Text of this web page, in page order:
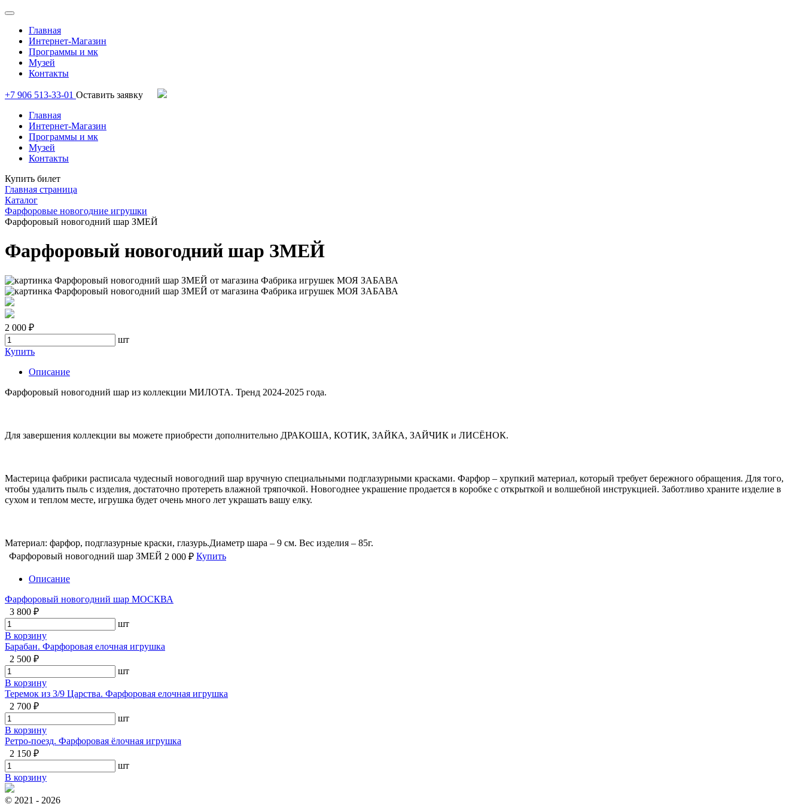
Главная
Интернет-Магазин
Программы и мк
Музей
Контакты
+7 906 513-33-01 Оставить заявку
Главная
Интернет-Магазин
Программы и мк
Музей
Контакты
Купить билет
Главная страница
Каталог
Фарфоровые новогодние игрушки
Фарфоровый новогодний шар ЗМЕЙ
Фарфоровый новогодний шар ЗМЕЙ
2 000 ₽
шт
Купить
Описание
Фарфоровый новогодний шар из коллекции МИЛОТА. Тренд 2024-2025 года.
Для завершения коллекции вы можете приобрести дополнительно ДРАКОША, КОТИК, ЗАЙКА, ЗАЙЧИК и ЛИСЁНОК.
Мастерица фабрики расписала чудесный новогодний шар вручную специальными подглазурными красками. Фарфор – хрупкий материал, который требует бережного обращения. Для того,
чтобы удалить пыль с изделия, достаточно протереть влажной тряпочкой. Новогоднее украшение продается в коробке с открыткой и волшебной инструкцией. Заботливо храните изделие в
сухом и теплом месте, игрушка будет очень много лет украшать вашу елку.
Материал: фарфор, подглазурные краски, глазурь.Диаметр шара – 9 см. Вес изделия – 85г.
Фарфоровый новогодний шар ЗМЕЙ 2 000 ₽ Купить
Описание
Фарфоровый новогодний шар МОСКВА
3 800 ₽
шт
В корзину
Барабан. Фарфоровая елочная игрушка
2 500 ₽
шт
В корзину
Теремок из 3/9 Царства. Фарфоровая елочная игрушка
2 700 ₽
шт
В корзину
Ретро-поезд. Фарфоровая ёлочная игрушка
2 150 ₽
шт
В корзину
© 2021 - 2026